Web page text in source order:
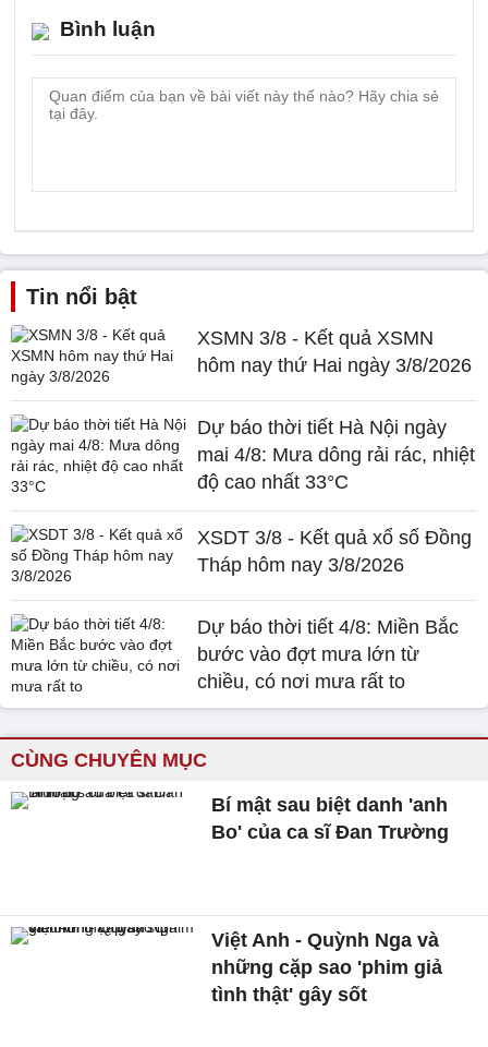
Bình luận
Tin nổi bật
XSMN 3/8 - Kết quả XSMN
hôm nay thứ Hai ngày 3/8/2026
Dự báo thời tiết Hà Nội ngày
mai 4/8: Mưa dông rải rác, nhiệt
độ cao nhất 33°C
XSDT 3/8 - Kết quả xổ số Đồng
Tháp hôm nay 3/8/2026
Dự báo thời tiết 4/8: Miền Bắc
bước vào đợt mưa lớn từ
chiều, có nơi mưa rất to
CÙNG CHUYÊN MỤC
Bí mật sau biệt danh 'anh
Bo' của ca sĩ Đan Trường
Việt Anh - Quỳnh Nga và
những cặp sao 'phim giả
tình thật' gây sốt